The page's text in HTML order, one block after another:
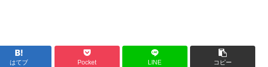
はてブ Pocket LINE コピー